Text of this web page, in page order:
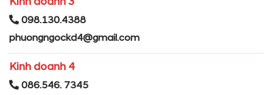
098.130.4388
phuongngockd4@gmail.com
Kinh doanh 4
086.546. 7345